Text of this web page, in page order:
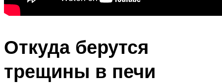
Откуда берутся
трещины в печи